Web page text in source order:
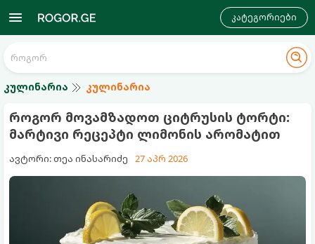
კატეგორიები
კულინარია კულინარია
როგორ მოვამზადოთ ციტრუსის ტორტი:
მარტივი რეცეპტი ლიმონის არომატით
ავტორი: თეა ინასარიძე 27 აპრ 2026